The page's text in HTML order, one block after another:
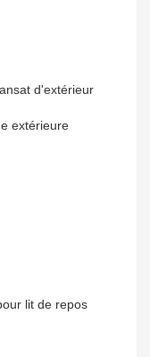
d'extérieur
extérieure
lit de repos